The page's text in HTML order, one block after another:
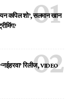
कपिल शो’, सलमान खान
रिलीज, VIDEO